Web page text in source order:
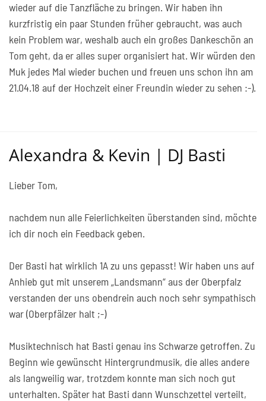
wieder auf die Tanzfläche zu bringen. Wir haben ihn
kurzfristig ein paar Stunden früher gebraucht, was auch
kein Problem war, weshalb auch ein großes Dankeschön an
Tom geht, da er alles super organisiert hat. Wir würden den
Muk jedes Mal wieder buchen und freuen uns schon ihn am
21.04.18 auf der Hochzeit einer Freundin wieder zu sehen :-).
Alexandra & Kevin | DJ Basti
Lieber Tom,
nachdem nun alle Feierlichkeiten überstanden sind, möchte
ich dir noch ein Feedback geben.
Der Basti hat wirklich 1A zu uns gepasst! Wir haben uns auf
Anhieb gut mit unserem „Landsmann“ aus der Oberpfalz
verstanden der uns obendrein auch noch sehr sympathisch
war (Oberpfälzer halt ;-)
Musiktechnisch hat Basti genau ins Schwarze getroffen. Zu
Beginn wie gewünscht Hintergrundmusik, die alles andere
als langweilig war, trotzdem konnte man sich noch gut
unterhalten. Später hat Basti dann Wunschzettel verteilt,